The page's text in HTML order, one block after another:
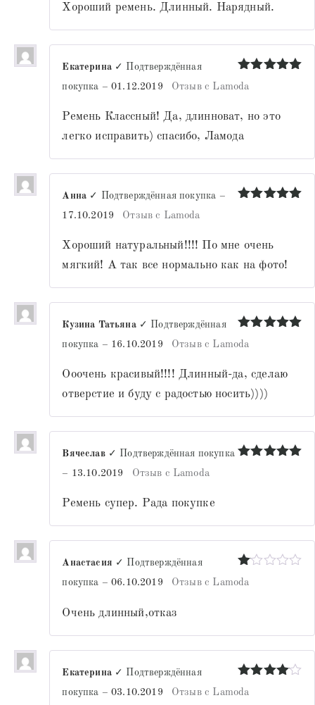
Хороший ремень. Длинный. Нарядный.
Оценка
из 5
Екатерина ✓ Подтверждённая
покупка – 01.12.2019 Отзыв с Lamoda
Ремень Классный! Да, длинноват, но это
легко исправить) спасибо, Ламода
Анна ✓ Подтверждённая покупка –
17.10.2019
Отзыв с Lamoda
Хороший натуральный!!!! По мне очень
мягкий! А так все нормально как на фото!
Оценка
из 5
Кузина Татьяна ✓ Подтверждённая
покупка – 16.10.2019 Отзыв с Lamoda
Ооочень красивый!!!! Длинный-да, сделаю
отверстие и буду с радостью носить))))
Вячеслав ✓ Подтверждённая покупка
– 13.10.2019 Отзыв с Lamoda
Ремень супер. Рада покупке
Оценка
1
Анастасия ✓ Подтверждённая
покупка – 06.10.2019 Отзыв с Lamoda
Очень длинный,отказ
Оценка
из 5
Екатерина ✓ Подтверждённая
покупка – 03.10.2019 Отзыв с Lamoda